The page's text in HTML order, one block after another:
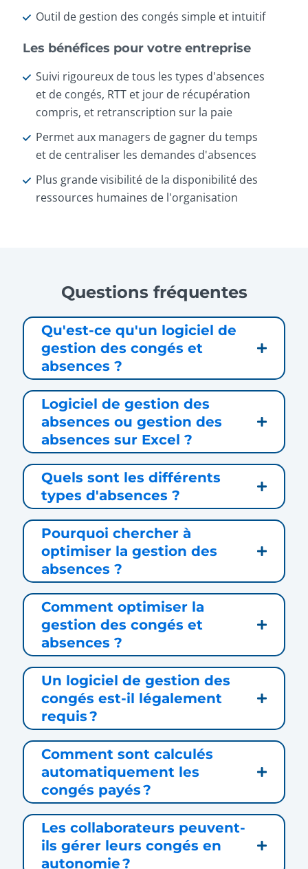
Outil de gestion des congés simple et intuitif
Les bénéfices pour votre entreprise
Suivi rigoureux de tous les types d'absences
et de congés, RTT et jour de récupération
compris, et retranscription sur la paie
Permet aux managers de gagner du temps
et de centraliser les demandes d'absences
Plus grande visibilité de la disponibilité des
ressources humaines de l'organisation
Questions fréquentes
Qu'est-ce qu'un logiciel de
gestion des congés et
absences ?
Logiciel de gestion des
absences ou gestion des
absences sur Excel ?
Quels sont les différents
types d'absences ?
Pourquoi chercher à
optimiser la gestion des
absences ?
Comment optimiser la
gestion des congés et
absences ?
Un logiciel de gestion des
congés est-il légalement
requis ?
Comment sont calculés
automatiquement les
congés payés ?
Les collaborateurs peuvent-
ils gérer leurs congés en
autonomie ?